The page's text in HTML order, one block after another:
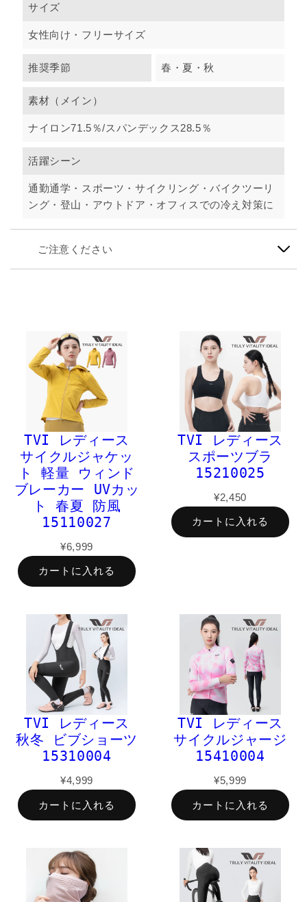
サイズ
女性向け・フリーサイズ
推奨季節 春・夏・秋
素材（メイン）
ナイロン71.5％/スパンデックス28.5％
活躍シーン
通勤通学・スポーツ・サイクリング・バイクツーリ
ング・登山・アウトドア・オフィスでの冷え対策に
ご注意ください
TVI レディース
サイクルジャケッ
ト 軽量 ウィンド
ブレーカー UVカッ
ト 春夏 防風
15110027
¥6,999
カートに入れる
TVI レディース
スポーツブラ
15210025
¥2,450
カートに入れる
TVI レディース
秋冬 ビブショーツ
15310004
¥4,999
カートに入れる
TVI レディース
サイクルジャージ
15410004
¥5,999
カートに入れる